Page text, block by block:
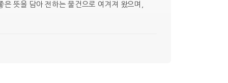
뜻을 담아 전하는 물건으로 여겨져 왔으며,